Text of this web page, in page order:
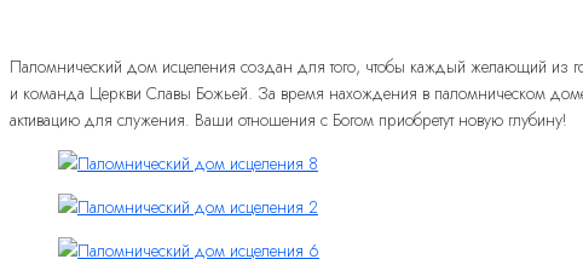
Паломнический дом исцеления создан для того, чтобы каждый желающий из
и команда Церкви Славы Божьей. За время нахождения в паломническом доме
активацию для служения. Ваши отношения с Богом приобретут новую глубину!